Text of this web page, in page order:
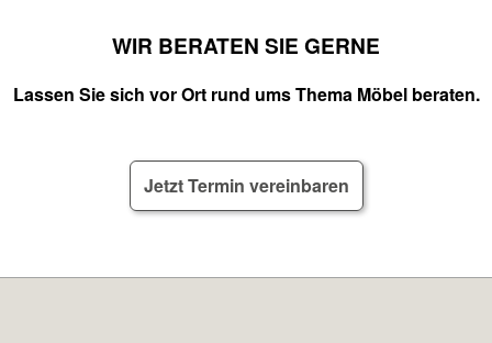
WIR BERATEN SIE GERNE
Lassen Sie sich vor Ort rund ums Thema Möbel beraten.
Jetzt Termin vereinbaren